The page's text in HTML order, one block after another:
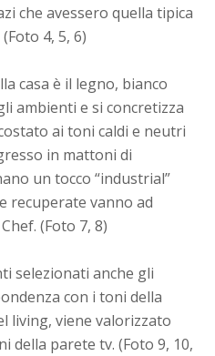
che avessero quella tipica
4, 5, 6)
casa è il legno, bianco
ambienti e si concretizza
ai toni caldi e neutri
in mattoni di
un tocco “industrial”
recuperate vanno ad
(Foto 7, 8)
selezionati anche gli
con i toni della
living, viene valorizzato
della parete tv. (Foto 9, 10,